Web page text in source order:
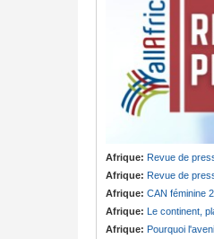
Afrique: Revue de
Afrique: Revue de
Afrique: CAN féminine
Afrique: Le continent,
Afrique: Pourquoi l'avenir du